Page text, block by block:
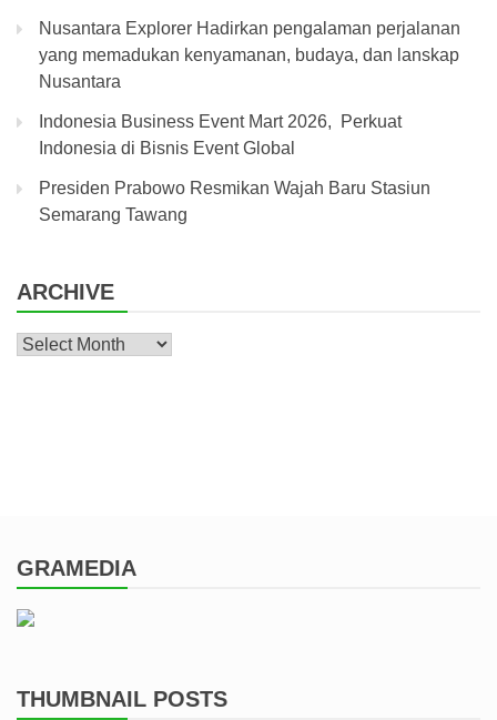
Nusantara Explorer Hadirkan pengalaman perjalanan
yang memadukan kenyamanan, budaya, dan lanskap
Nusantara
Indonesia Business Event Mart 2026, Perkuat
Indonesia di Bisnis Event Global
Presiden Prabowo Resmikan Wajah Baru Stasiun
Semarang Tawang
ARCHIVE
Archive
GRAMEDIA
THUMBNAIL POSTS